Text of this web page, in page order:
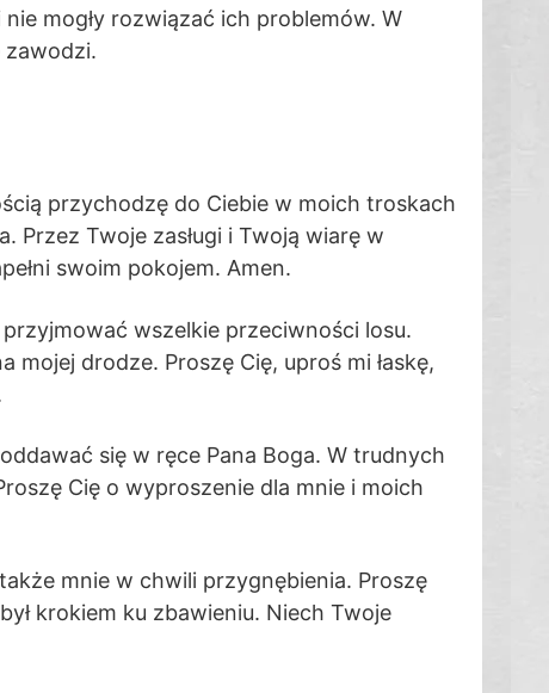
mogły rozwiązać ich problemów. W
zawodzi.
przychodzę do Ciebie w moich troskach
Przez Twoje zasługi i Twoją wiarę w
swoim pokojem. Amen.
wszelkie przeciwności losu.
mojej drodze. Proszę Cię, uproś mi łaskę,
się w ręce Pana Boga. W trudnych
Cię o wyproszenie dla mnie i moich
mnie w chwili przygnębienia. Proszę
krokiem ku zbawieniu. Niech Twoje